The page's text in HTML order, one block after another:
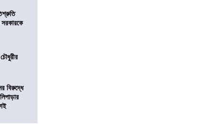
সরকারকে
বিরুদ্ধে